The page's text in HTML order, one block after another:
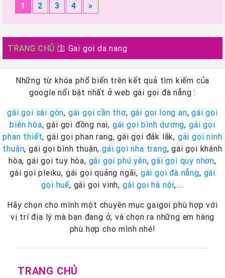
1 2 3 4 »
TRANG CHỦ 🛐 Gai goi da nang
Những từ khóa phổ biến trên kết quả tìm kiếm của
google nổi bật nhất ở web gái gọi đà nẵng :
gái gọi sài gòn, gái gọi cần thơ, gái gọi long an,gái gọi
biên hòa, gái gọi đồng nai, gái gọi bình dương, gái gọi
phan thiết, gái gọi phan rang, gái gọi đắk lắk, gái gọi ninh
thuận, gái gọi bình thuận, gái gọi nha trang, gái gọi khánh
hòa, gái gọi tuy hòa, gái gọi phú yên,gái gọi quy nhơn,
gái gọi pleiku, gái gọi quảng ngãi, gái gọi đà nẵng, gái
gọi huế, gái gọi vinh, gái gọi hà nội,….
Hãy chọn cho mình một chuyên mục gaigoi phù hợp với
vị trí địa lý mà bạn đang ở, và chọn ra những em hàng
phù hợp cho mình nhé!
TRANG CHỦ